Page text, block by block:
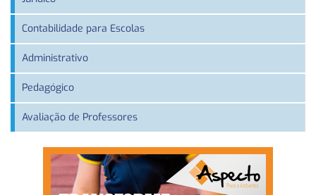
Contabilidade para Escolas
Administrativo
Pedagógico
Avaliação de Professores